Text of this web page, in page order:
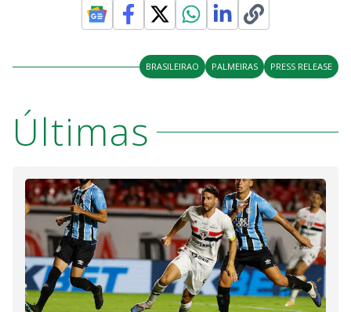
BRASILEIRAO PALMEIRAS PRESS RELEASE
Últimas